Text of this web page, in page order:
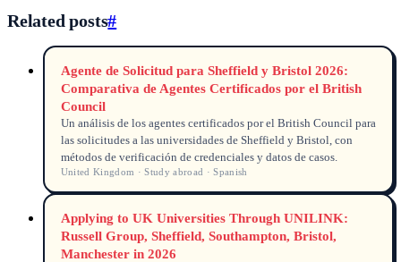
Related posts#
Agente de Solicitud para Sheffield y Bristol 2026:
Comparativa de Agentes Certificados por el British
Council
Un análisis de los agentes certificados por el British Council para
las solicitudes a las universidades de Sheffield y Bristol, con
métodos de verificación de credenciales y datos de casos.
United Kingdom · Study abroad · Spanish
Applying to UK Universities Through UNILINK:
Russell Group, Sheffield, Southampton, Bristol,
Manchester in 2026